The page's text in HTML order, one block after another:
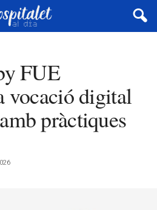
FUE
vocació digital
pràctiques